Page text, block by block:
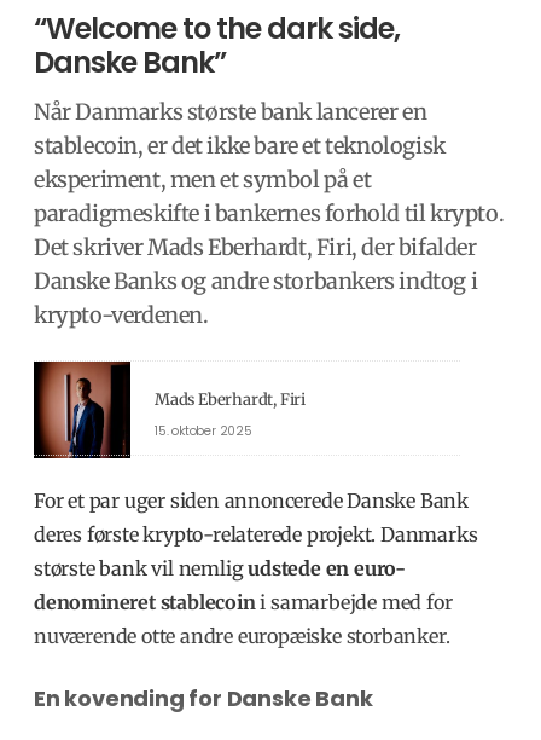
“Welcome to the dark side,
Danske Bank”
Når Danmarks største bank lancerer en
stablecoin, er det ikke bare et teknologisk
eksperiment, men et symbol på et
paradigmeskifte i bankernes forhold til krypto.
Det skriver Mads Eberhardt, Firi, der bifalder
Danske Banks og andre storbankers indtog i
krypto-verdenen.
Mads Eberhardt, Firi
15. oktober 2025
For et par uger siden annoncerede Danske Bank
deres første krypto-relaterede projekt. Danmarks
største bank vil nemligudstede en euro-
denomineret stablecoin i samarbejde med for
nuværende otte andre europæiske storbanker.
En kovending for Danske Bank